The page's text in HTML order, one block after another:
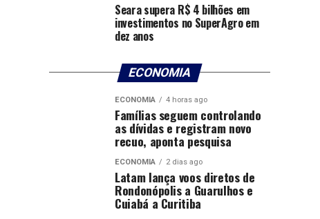
Seara supera R$ 4 bilhões em
investimentos no SuperAgro em
dez anos
ECONOMIA
ECONOMIA 4 horas ago
Famílias seguem controlando
as dívidas e registram novo
recuo, aponta pesquisa
ECONOMIA 2 dias ago
Latam lança voos diretos de
Rondonópolis a Guarulhos e
Cuiabá a Curitiba